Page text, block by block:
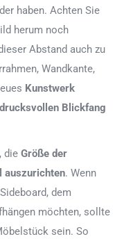
haben. Achten Sie
herum noch
Abstand auch zu
Wandkante,
Kunstwerk
Blickfang
die Größe der
auszurichten. Wenn
dem
möchten, sollte
sein. So